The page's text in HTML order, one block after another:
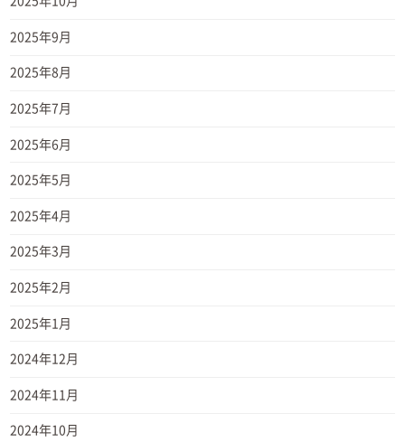
2025年9月
2025年8月
2025年7月
2025年6月
2025年5月
2025年4月
2025年3月
2025年2月
2025年1月
2024年12月
2024年11月
2024年10月